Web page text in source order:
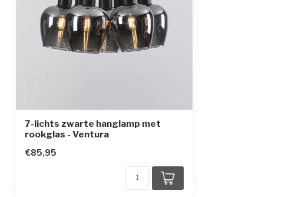
Beschermingsklasse
Sensor
7-lichts zwarte hanglamp met
rookglas - Ventura
€85,95